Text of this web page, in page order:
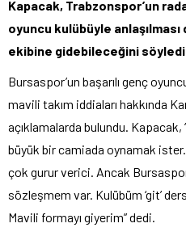
Kapacak, Trabzonspor’un
oyuncu kulübüyle
ekibine gidebileceğini söyledi.
Bursaspor’un başarılı genç
mavili takım iddiaları hakkında
açıklamalarda bulundu.
büyük bir camiada oynamak
çok gurur verici. Ancak
sözleşmem var. Kulübüm ‘git’
Mavili formayı giyerim” dedi.